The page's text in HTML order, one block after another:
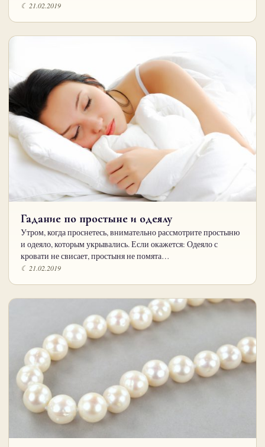
☾ 21.02.2019
Гадание по простыне и одеялу
Утром, когда проснетесь, внимательно рассмотрите простыню
и одеяло, которым укрывались. Если окажется: Одеяло с
кровати не свисает, простыня не помята…
☾ 21.02.2019